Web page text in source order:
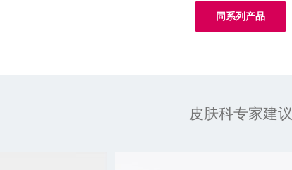
同系列产品
皮肤科专家建议